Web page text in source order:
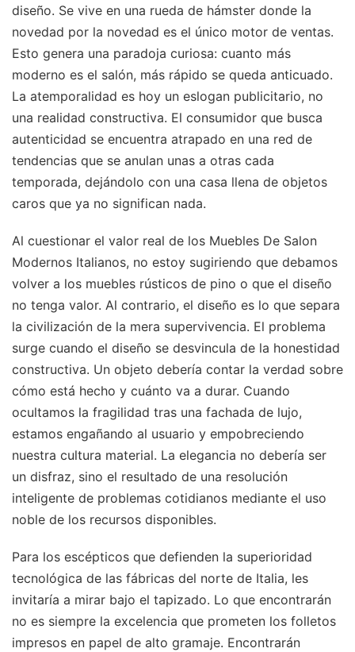
diseño. Se vive en una rueda de hámster donde la
novedad por la novedad es el único motor de ventas.
Esto genera una paradoja curiosa: cuanto más
moderno es el salón, más rápido se queda anticuado.
La atemporalidad es hoy un eslogan publicitario, no
una realidad constructiva. El consumidor que busca
autenticidad se encuentra atrapado en una red de
tendencias que se anulan unas a otras cada
temporada, dejándolo con una casa llena de objetos
caros que ya no significan nada.
Al cuestionar el valor real de los Muebles De Salon
Modernos Italianos, no estoy sugiriendo que debamos
volver a los muebles rústicos de pino o que el diseño
no tenga valor. Al contrario, el diseño es lo que separa
la civilización de la mera supervivencia. El problema
surge cuando el diseño se desvincula de la honestidad
constructiva. Un objeto debería contar la verdad sobre
cómo está hecho y cuánto va a durar. Cuando
ocultamos la fragilidad tras una fachada de lujo,
estamos engañando al usuario y empobreciendo
nuestra cultura material. La elegancia no debería ser
un disfraz, sino el resultado de una resolución
inteligente de problemas cotidianos mediante el uso
noble de los recursos disponibles.
Para los escépticos que defienden la superioridad
tecnológica de las fábricas del norte de Italia, les
invitaría a mirar bajo el tapizado. Lo que encontrarán
no es siempre la excelencia que prometen los folletos
impresos en papel de alto gramaje. Encontrarán